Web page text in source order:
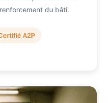
du bâti.
A2P